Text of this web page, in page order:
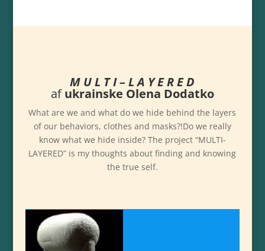
M U L T I – L A Y E R E D
afukrainske Olena Dodatko
What are we and what do we hide behind the layers
of our behaviors, clothes and masks?!Do we really
know what we hide inside? The project “MULTI-
LAYERED” is my thoughts about finding and knowing
the true self.